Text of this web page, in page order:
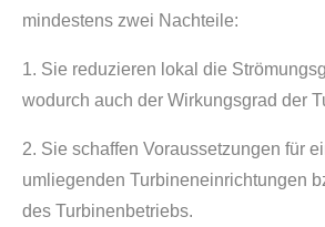
mindestens zwei Nachteile:
1. Sie reduzieren lokal die
wodurch auch der Wirkungsgrad der
2. Sie schaffen Voraussetzungen für
umliegenden Turbineneinrichtungen
des Turbinenbetriebs.